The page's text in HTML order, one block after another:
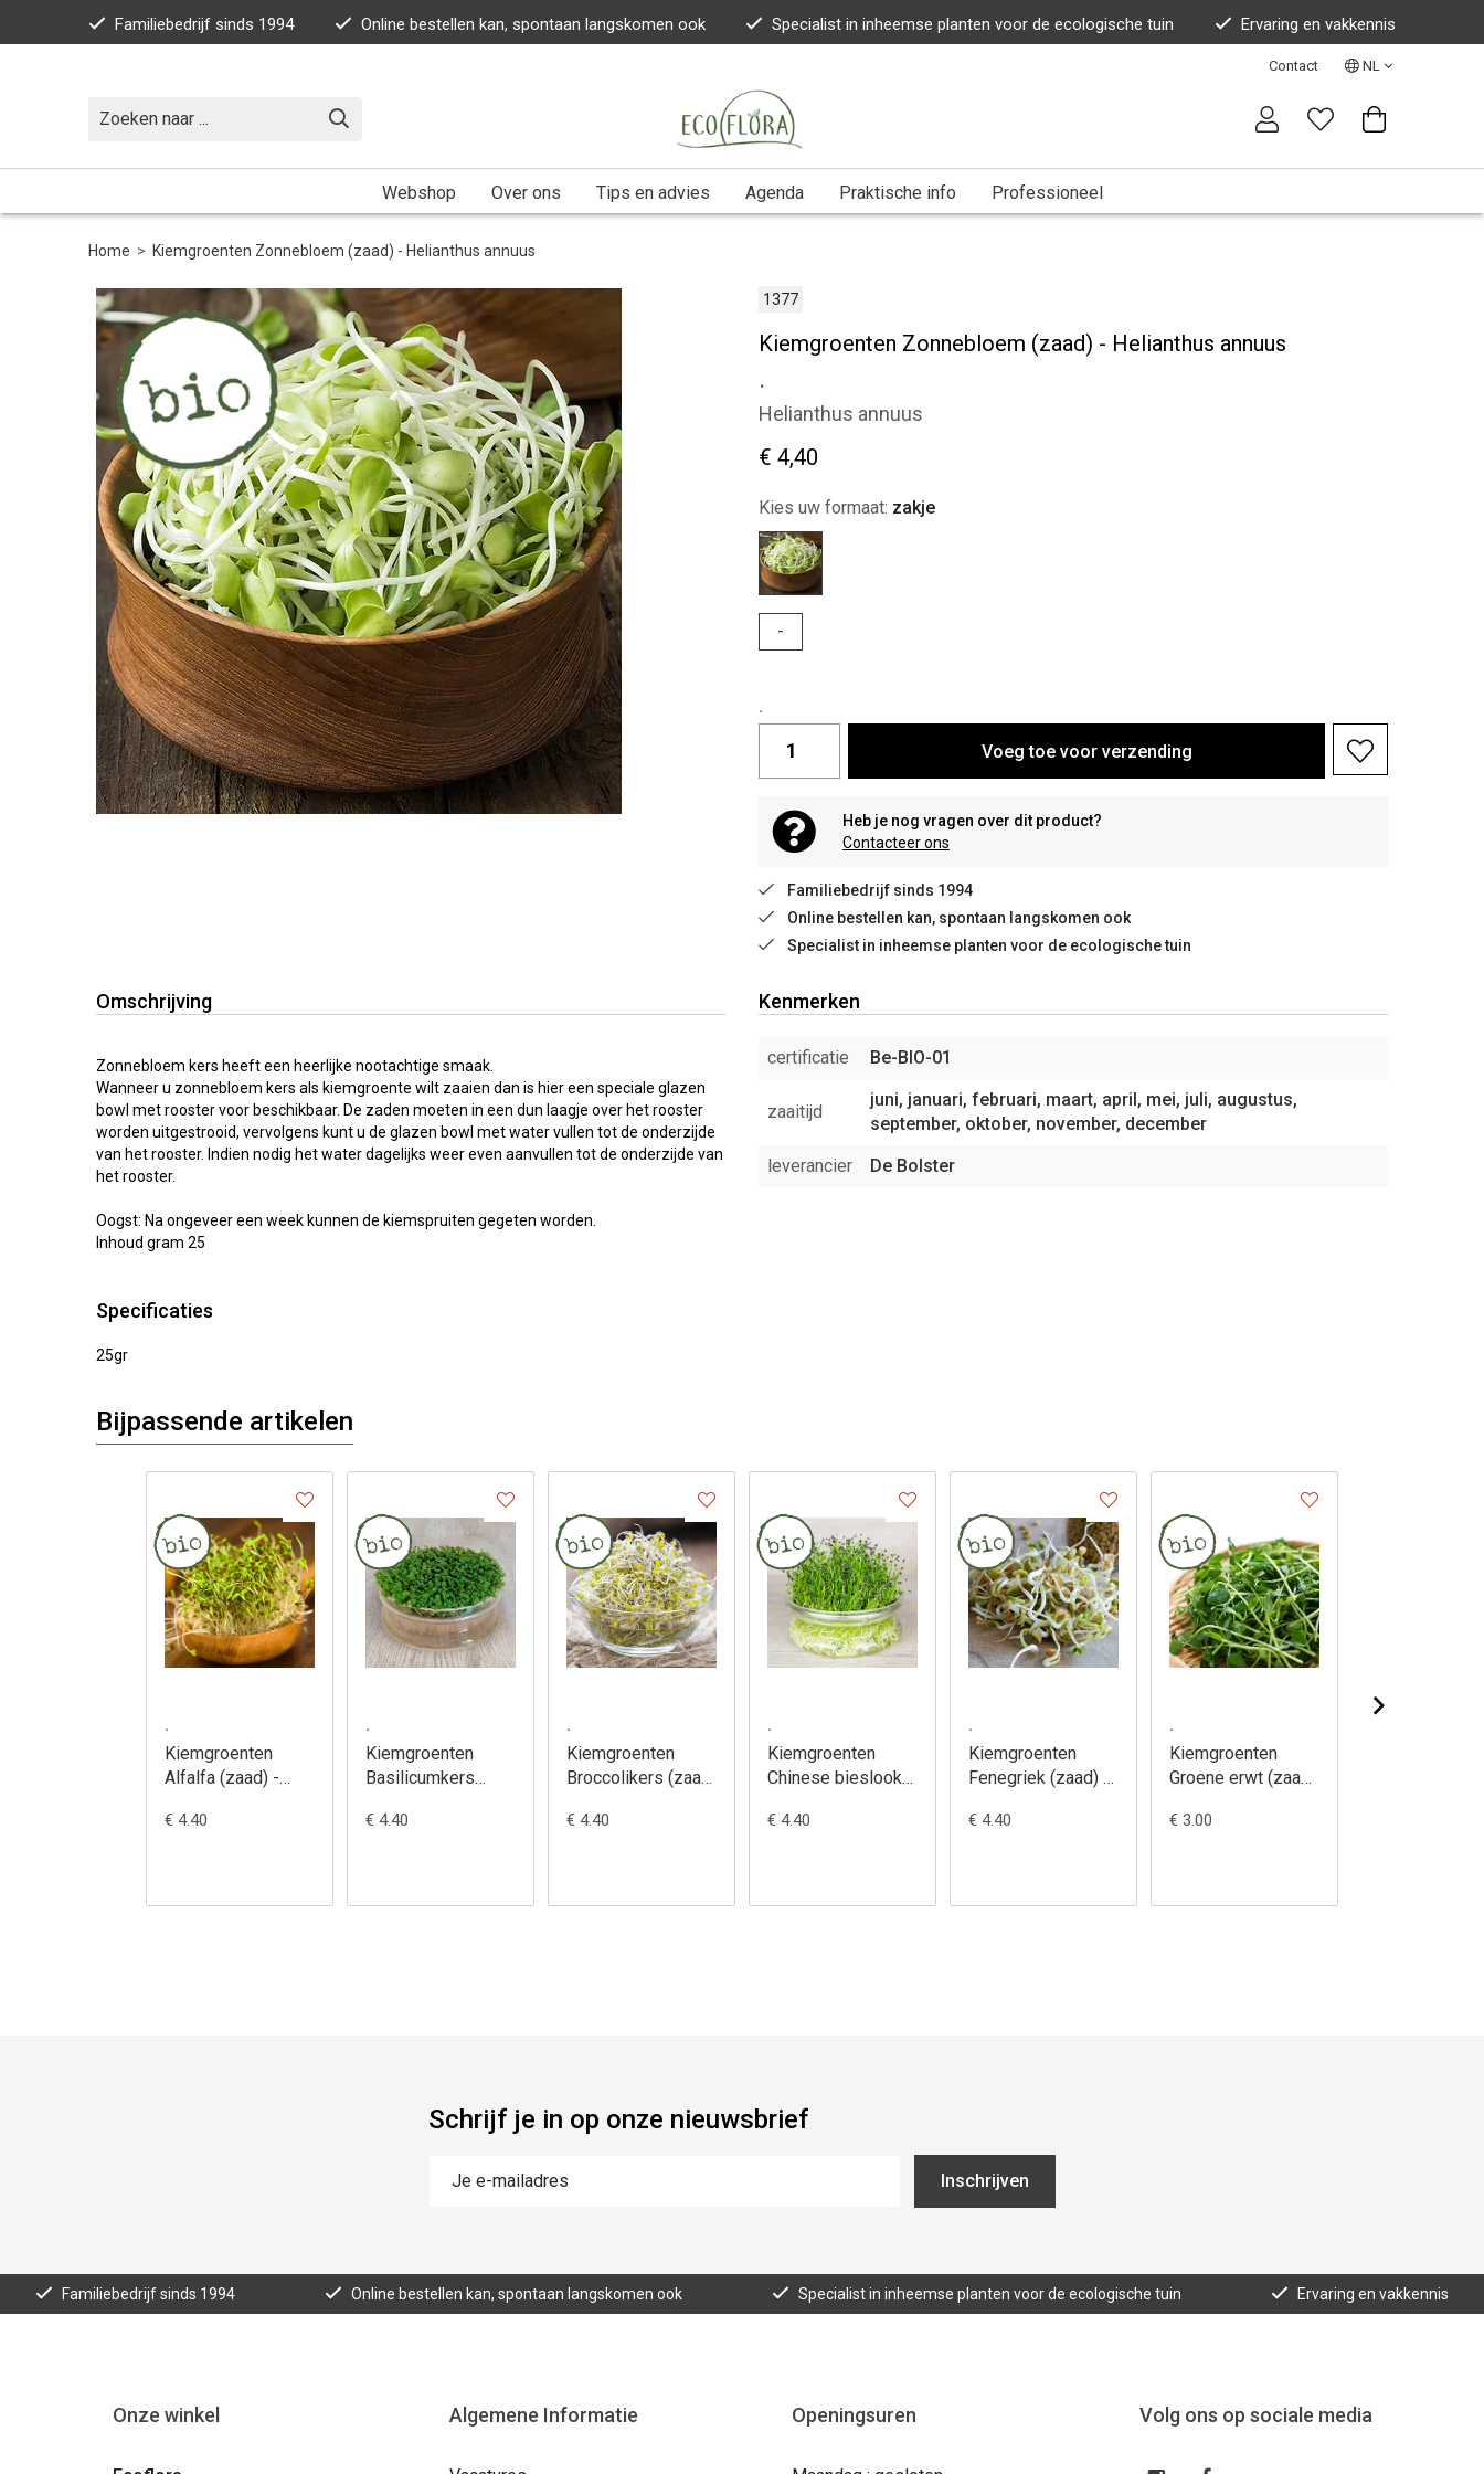
Familiebedrijf sinds 1994 Online bestellen kan, spontaan langskomen ook Specialist in inheemse planten voor de ecologische tuin Ervaring en vakkennis
Contact NL
Webshop Over ons Tips en advies Agenda Praktische info Professioneel
Home > Kiemgroenten Zonnebloem (zaad) - Helianthus annuus
1377
Kiemgroenten Zonnebloem (zaad) - Helianthus annuus
.
Helianthus annuus
€ 4,40
Kies uw formaat: zakje
-
.
Voeg toe voor verzending
Heb je nog vragen over dit product?
Contacteer ons
Familiebedrijf sinds 1994
Online bestellen kan, spontaan langskomen ook
Specialist in inheemse planten voor de ecologische tuin
Omschrijving
Zonnebloem kers heeft een heerlijke nootachtige smaak.
Wanneer u zonnebloem kers als kiemgroente wilt zaaien dan is hier een speciale glazen
bowl met rooster voor beschikbaar. De zaden moeten in een dun laagje over het rooster
worden uitgestrooid, vervolgens kunt u de glazen bowl met water vullen tot de onderzijde
van het rooster. Indien nodig het water dagelijks weer even aanvullen tot de onderzijde van
het rooster.
Oogst: Na ongeveer een week kunnen de kiemspruiten gegeten worden.
Inhoud gram 25
Specificaties
25gr
Kenmerken
certificatie Be-BIO-01
zaaitijd
juni, januari, februari, maart, april, mei, juli, augustus,
september, oktober, november, december
leverancier
De Bolster
Bijpassende artikelen
.
Kiemgroenten
Alfalfa (zaad) -
€ 4.40
.
Kiemgroenten
Basilicumkers
basilicum
€ 4.40
.
Kiemgroenten
Broccolikers (zaad)
€ 4.40
.
Kiemgroenten
Chinese bieslook
tuberosum
€ 4.40
.
Kiemgroenten
Fenegriek (zaad) -
graecum
€ 4.40
.
Kiemgroenten
Groene erwt (zaad)
€ 3.00
Schrijf je in op onze nieuwsbrief
Inschrijven
Familiebedrijf sinds 1994 Online bestellen kan, spontaan langskomen ook Specialist in inheemse planten voor de ecologische tuin Ervaring en vakkennis
Onze winkel Algemene Informatie Openingsuren Volg ons op sociale media